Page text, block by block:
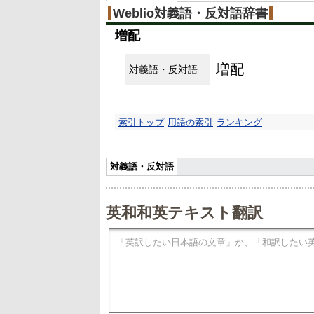
Weblio対義語・反対語辞書
増配
対義語・反対語 増配
索引トップ 用語の索引 ランキング
対義語・反対語
英和和英テキスト翻訳